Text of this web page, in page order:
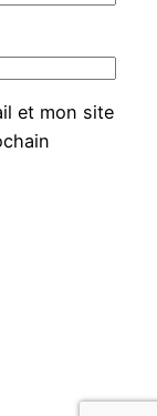
et mon site